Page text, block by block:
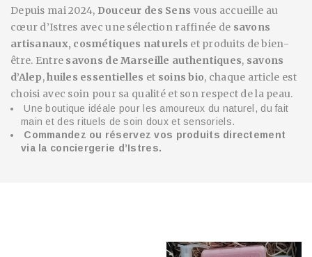
Depuis mai 2024, Douceur des Sens vous accueille au
cœur d’Istres avec une sélection raffinée de savons
artisanaux, cosmétiques naturels et produits de bien-
être. Entre savons de Marseille authentiques, savons
d’Alep,huiles essentielles et soins bio, chaque article est
choisi avec soin pour sa qualité et son respect de la peau.
Une boutique idéale pour les amoureux du naturel, du fait
main et des rituels de soin doux et sensoriels.
Commandez ou réservez vos produits directement
via la conciergerie d’Istres.